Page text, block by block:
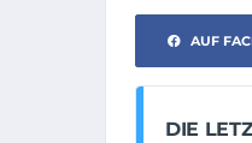
AUF
DIE